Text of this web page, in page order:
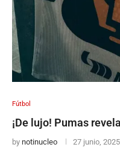
Fútbol
¡De lujo! Pumas
by notinucleo 27 junio, 2025